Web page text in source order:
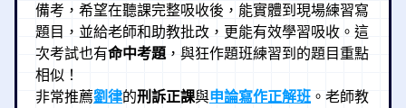
備考，希望在聽課完整吸收後，能實體到現場練習寫
題目，並給老師和助教批改，更能有效學習吸收。這
次考試也有命中考題，與狂作題班練習到的題目重點
相似！
非常推薦劉律的刑訴正課與申論寫作正解班 。老師教